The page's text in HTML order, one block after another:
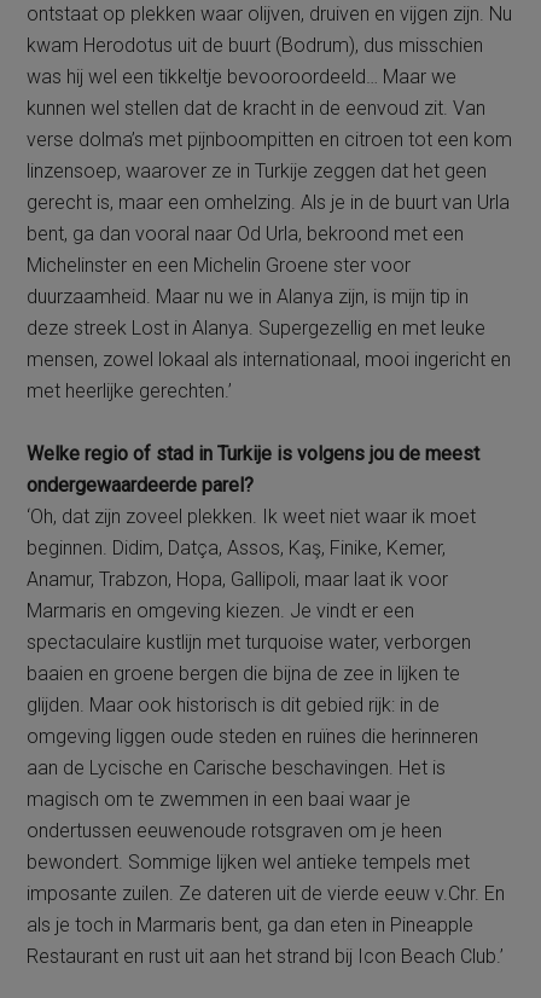
ontstaat op plekken waar olijven, druiven en vijgen zijn. Nu
kwam Herodotus uit de buurt (Bodrum), dus misschien
was hij wel een tikkeltje bevooroordeeld… Maar we
kunnen wel stellen dat de kracht in de eenvoud zit. Van
verse dolma’s met pijnboompitten en citroen tot een kom
linzensoep, waarover ze in Turkije zeggen dat het geen
gerecht is, maar een omhelzing. Als je in de buurt van Urla
bent, ga dan vooral naar Od Urla, bekroond met een
Michelinster en een Michelin Groene ster voor
duurzaamheid. Maar nu we in Alanya zijn, is mijn tip in
deze streek Lost in Alanya. Supergezellig en met leuke
mensen, zowel lokaal als internationaal, mooi ingericht en
met heerlijke gerechten.’
Welke regio of stad in Turkije is volgens jou de meest
ondergewaardeerde parel?
‘Oh, dat zijn zoveel plekken. Ik weet niet waar ik moet
beginnen. Didim, Datça, Assos, Kaş, Finike, Kemer,
Anamur, Trabzon, Hopa, Gallipoli, maar laat ik voor
Marmaris en omgeving kiezen. Je vindt er een
spectaculaire kustlijn met turquoise water, verborgen
baaien en groene bergen die bijna de zee in lijken te
glijden. Maar ook historisch is dit gebied rijk: in de
omgeving liggen oude steden en ruïnes die herinneren
aan de Lycische en Carische beschavingen. Het is
magisch om te zwemmen in een baai waar je
ondertussen eeuwenoude rotsgraven om je heen
bewondert. Sommige lijken wel antieke tempels met
imposante zuilen. Ze dateren uit de vierde eeuw v.Chr. En
als je toch in Marmaris bent, ga dan eten in Pineapple
Restaurant en rust uit aan het strand bij Icon Beach Club.’